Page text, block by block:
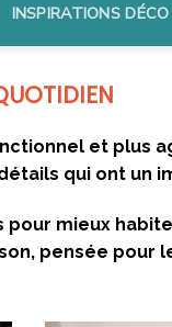
INSPIRATIONS DÉCO
et plus
qui ont un
mieux
pensée pour